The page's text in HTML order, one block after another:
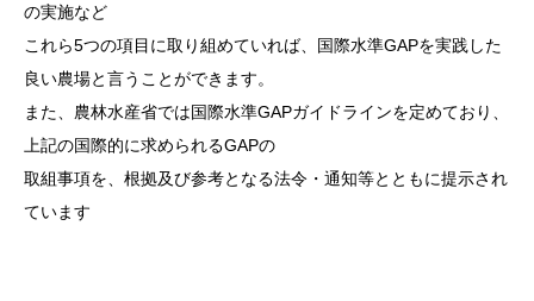
の実施など
これら5つの項目に取り組めていれば、国際水準GAPを実践した
良い農場と言うことができます。
また、農林水産省では国際水準GAPガイドラインを定めており、
上記の国際的に求められるGAPの
取組事項を、根拠及び参考となる法令・通知等とともに提示され
ています